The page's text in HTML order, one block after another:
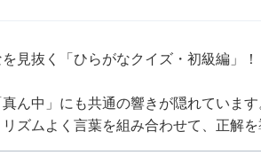
見抜く「ひらがなクイズ・初級編」！
ん中」にも共通の響きが隠れていま
ズムよく言葉を組み合わせて、正解を